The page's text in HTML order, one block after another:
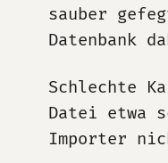
sauber
Datenbank
Schlechte
Datei etwa
Importer